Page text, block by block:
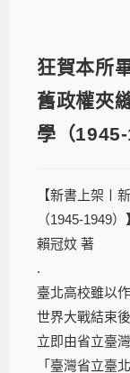
狂賀本所
舊政權夾
學（
【新書上架〡
（1945-1949）
賴冠妏 著
.
臺北高校雖以
世界大戰結束
立即由省立臺
「臺灣省立臺